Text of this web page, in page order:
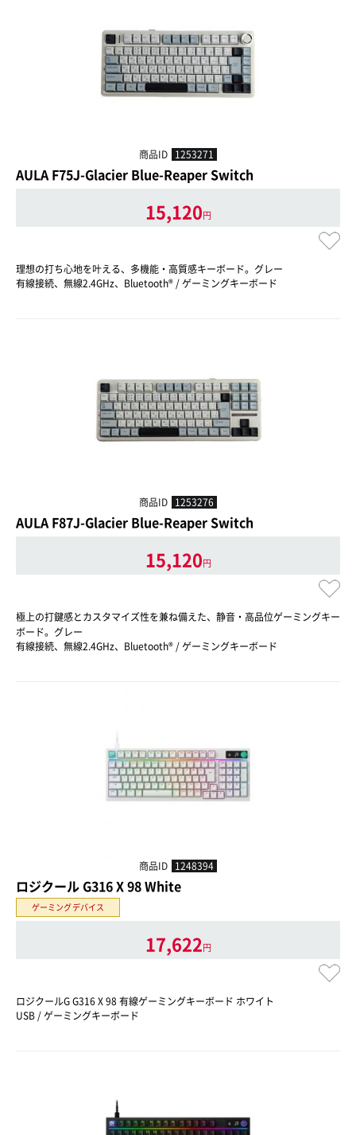
商品ID 1253271
AULA F75J-Glacier Blue-Reaper Switch
15,120円
理想の打ち心地を叶える、多機能・高質感キーボード。グレー
有線接続、無線2.4GHz、Bluetooth® / ゲーミングキーボード
商品ID 1253276
AULA F87J-Glacier Blue-Reaper Switch
15,120円
極上の打鍵感とカスタマイズ性を兼ね備えた、静音・高品位ゲーミングキー
ボード。グレー
有線接続、無線2.4GHz、Bluetooth® / ゲーミングキーボード
商品ID 1248394
ロジクール G316 X 98 White
ゲーミングデバイス
17,622円
ロジクールG G316 X 98 有線ゲーミングキーボード ホワイト
USB / ゲーミングキーボード